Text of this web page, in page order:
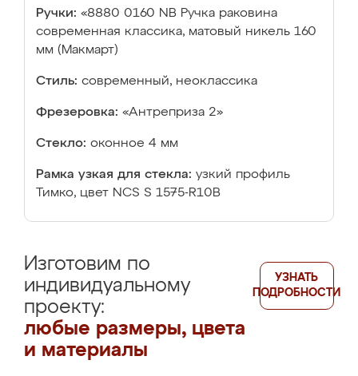
Ручки: «8880 0160 NB Ручка раковина
современная классика, матовый никель 160
мм (Макмарт)
Стиль: современный, неоклассика
Фрезеровка: «Антреприза 2»
Стекло: оконное 4 мм
Рамка узкая для стекла: узкий профиль
Тимко, цвет NCS S 1575-R10B
Изготовим по
индивидуальному
проекту:
любые размеры, цвета
и материалы
УЗНАТЬ
ПОДРОБНОСТИ